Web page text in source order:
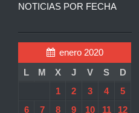
NOTICIAS POR FECHA
enero 2020
L
M X J V S
D
1
2 3 4
5
6
7 8 9 10 11
12